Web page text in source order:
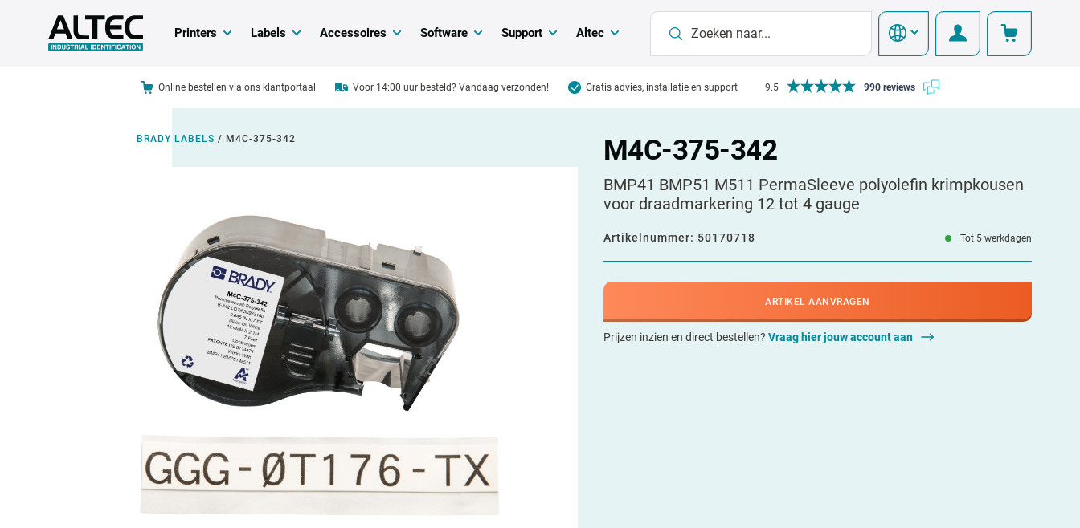
Printers Labels Accessoires Software Support Altec
Online bestellen via ons klantportaal Voor 14:00 uur besteld? Vandaag verzonden! Gratis advies, installatie en support 9.5 990 reviews
BRADY LABELS / M4C-375-342 M4C-375-342
BMP41 BMP51 M511 PermaSleeve polyolefin krimpkousen
voor draadmarkering 12 tot 4 gauge
Artikelnummer: 50170718 Tot 5 werkdagen
ARTIKEL AANVRAGEN
Prijzen inzien en direct bestellen? Vraag hier jouw account aan